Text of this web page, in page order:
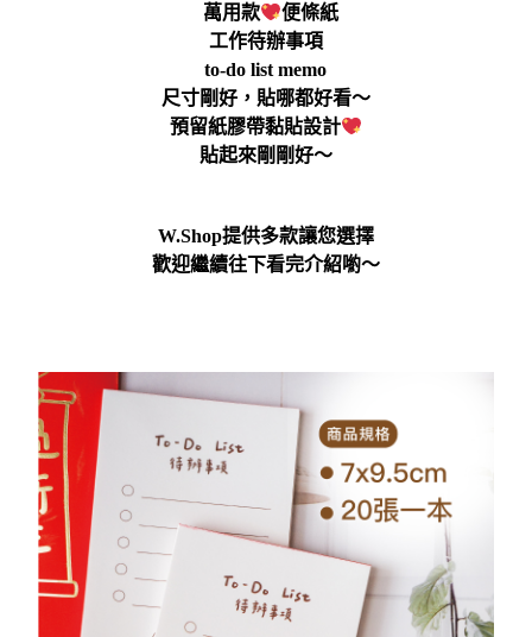
萬用款
便條紙
工作待辦事項
to-do list memo
尺寸剛好，貼哪都好看～
預留紙膠帶黏貼設計
貼起來剛剛好～
W.Shop提供多款讓您選擇
歡迎繼續往下看完介紹喲～